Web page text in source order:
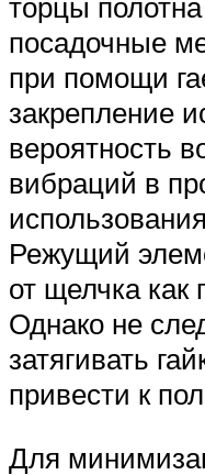
посадочные
при помощи
закрепление
вероятность
вибраций в
Режущий
от щелчка как
Однако не
затягивать
привести к
Для